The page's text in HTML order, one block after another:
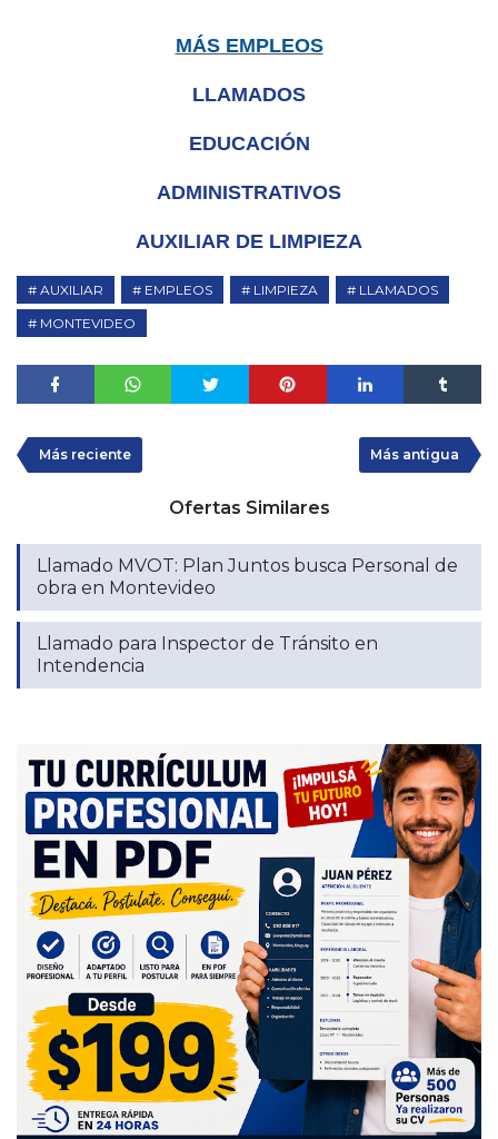
MÁSEMPLEOS
LLAMADOS
EDUCACIÓN
ADMINISTRATIVOS
AUXILIAR DE LIMPIEZA
AUXILIAR EMPLEOS LIMPIEZA
LLAMADOS
MONTEVIDEO
Más reciente Más antigua
Ofertas Similares
Llamado MVOT: Plan Juntos busca Personal de
obra en Montevideo
Llamado para Inspector de Tránsito en
Intendencia